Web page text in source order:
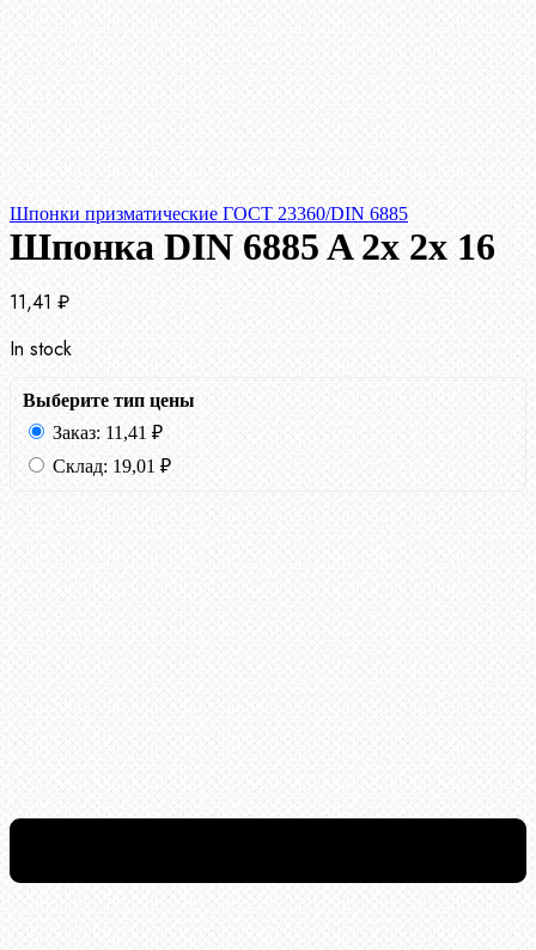
Шпонки призматические ГОСТ 23360/DIN 6885
Шпонка DIN 6885 A 2x 2x 16
11,41 ₽
In stock
Выберите тип цены
Заказ: 11,41 ₽
Склад: 19,01 ₽